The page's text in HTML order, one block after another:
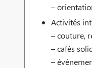
–
Activités
– couture,
– cafés
–